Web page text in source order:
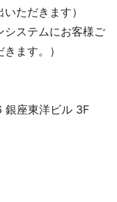
ただきます）
システムにお客様ご
ます。）
銀座東洋ビル 3F